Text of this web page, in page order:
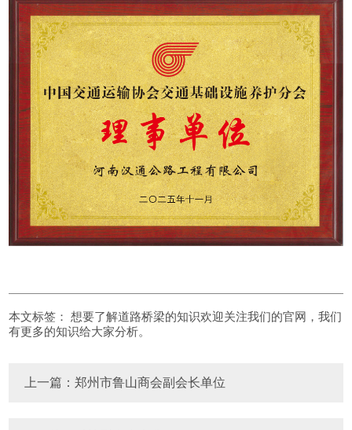
本文标签：想要了解道路桥梁的知识欢迎关注我们的官网，我们
有更多的知识给大家分析。
上一篇：郑州市鲁山商会副会长单位